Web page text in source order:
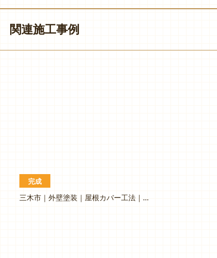
関連施工事例
完成
三木市｜外壁塗装｜屋根カバー工法｜K様邸